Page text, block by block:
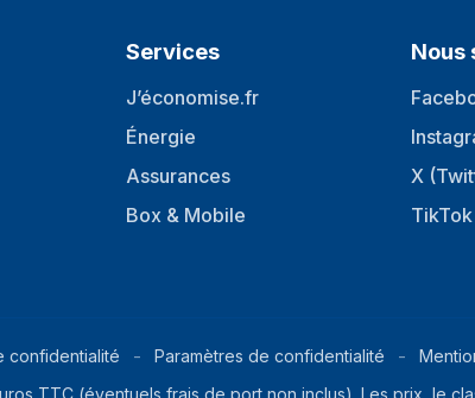
Services
J’économise.fr
Énergie
Assurances
Box & Mobile
Nous
X
TikTok
confidentialité Paramètres de confidentialité
TTC (éventuels frais de port non inclus). Les prix, le